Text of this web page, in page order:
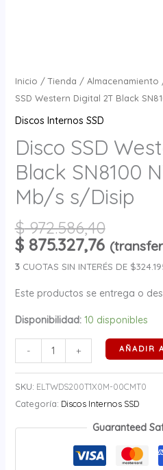
Inicio /Tienda / Almacenamiento
SSD Western Digital 2T Black
Discos Internos SSD
Disco SSD
Black SN8100
Mb/s s/Disip
$972.586,40
$875.327,76
3CUOTAS SIN INTERÉS DE
Este productos se entrega o
Disponibilidad: 10 disponibles
- + AÑADIR
SKU: ELTWDS200T1X0M-00CMT0
Categoría: Discos Internos SSD
Guaranteed